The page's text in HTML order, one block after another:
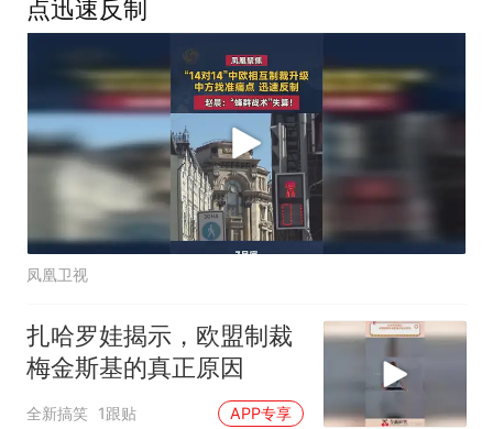
点迅速反制
凤凰卫视
扎哈罗娃揭示，欧盟制裁
梅金斯基的真正原因
全新搞笑 1跟贴 APP专享